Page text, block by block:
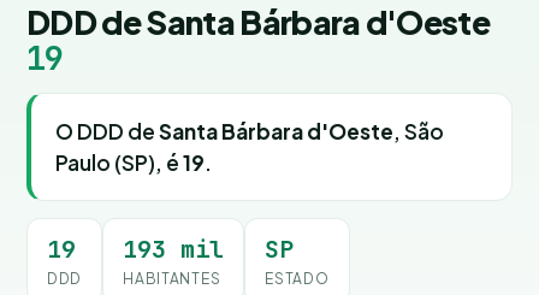
DDD de Santa Bárbara d'Oeste
19
O DDD deSanta Bárbara d'Oeste, São
Paulo (SP), é19.
19
DDD
193 mil
HABITANTES
SP
ESTADO